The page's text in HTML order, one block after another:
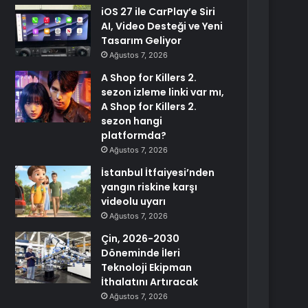
iOS 27 ile CarPlay’e Siri
AI, Video Desteği ve Yeni
Tasarım Geliyor
Ağustos 7, 2026
A Shop for Killers 2.
sezon izleme linki var mı,
A Shop for Killers 2.
sezon hangi
platformda?
Ağustos 7, 2026
İstanbul İtfaiyesi’nden
yangın riskine karşı
videolu uyarı
Ağustos 7, 2026
Çin, 2026-2030
Döneminde İleri
Teknoloji Ekipman
İthalatını Artıracak
Ağustos 7, 2026